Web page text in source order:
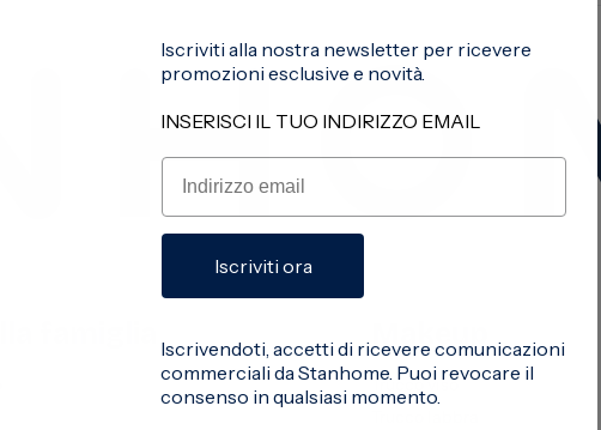
Trucco viso
Iscriviti alla nostra newsletter per ricevere
promozioni esclusive e novità.
INSERISCI IL TUO INDIRIZZO EMAIL
Iscriviti ora
Iscrivendoti, accetti di ricevere comunicazioni
commerciali da Stanhome. Puoi revocare il
consenso in qualsiasi momento.